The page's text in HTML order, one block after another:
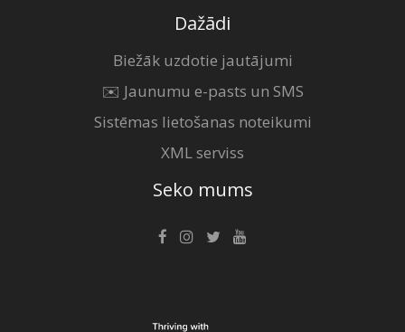
Dažādi
Biežāk uzdotie jautājumi
✉️ Jaunumu e-pasts un SMS
Sistēmas lietošanas noteikumi
XML serviss
Seko mums